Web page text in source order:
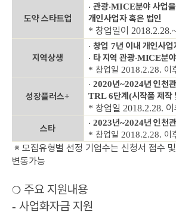
도약 스타트업
‧ 관광‧MICE분야 사업
개인사업자 혹은 법인
* 창업일이
지역상생
‧ 창업 7년 이내 개인사업
‧ 타 지역 관광‧MICE분
* 창업일 2018.2.28. 이
성장플러스+
‧ 2020년~2024년 인천
TRL 6단계 (시작품 제작
* 창업일 2018.2.28.
스타
‧ 2023년~2024년 인천
* 창업일 2018.2.28. 이
※ 모집유형별 선정 기업수는 신청서 접수
변동가능
❍ 주요 지원내용
- 사업화자금 지원